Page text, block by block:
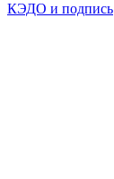
КЭДО и подпись